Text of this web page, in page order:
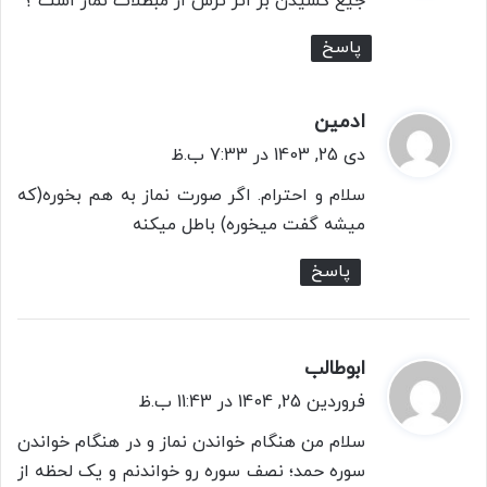
:
پاسخ
ادمین
ف
:
دی 25, 1403 در 7:33 ب.ظ
سلام و احترام. اگر صورت نماز به هم بخوره(که
میشه گفت میخوره) باطل میکنه
پاسخ
ابوطالب
ف
:
فروردین 25, 1404 در 11:43 ب.ظ
سلام من هنگام خواندن نماز و در هنگام خواندن
سوره حمد؛ نصف سوره رو خواندنم و یک لحظه از